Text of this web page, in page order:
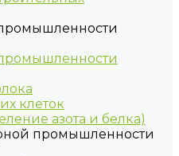
клеток
азота и белка)
промышленности